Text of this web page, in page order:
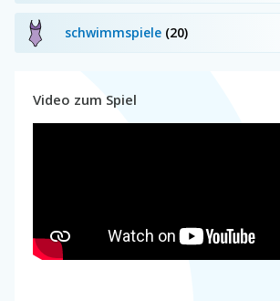
schwimmspiele (20)
Video zum Spiel